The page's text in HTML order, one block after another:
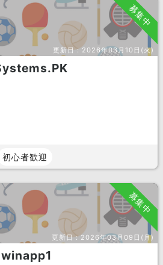
募集中
更新日： 2026年03月10日(火)
初心者歓迎
募集中
更新日：2026年03月09日(月)